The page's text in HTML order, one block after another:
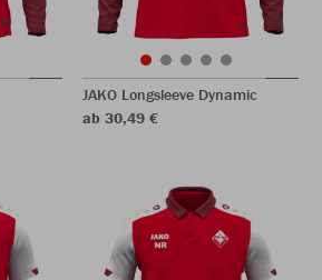
JAKO Longsleeve Dynamic
ab 30,49 €